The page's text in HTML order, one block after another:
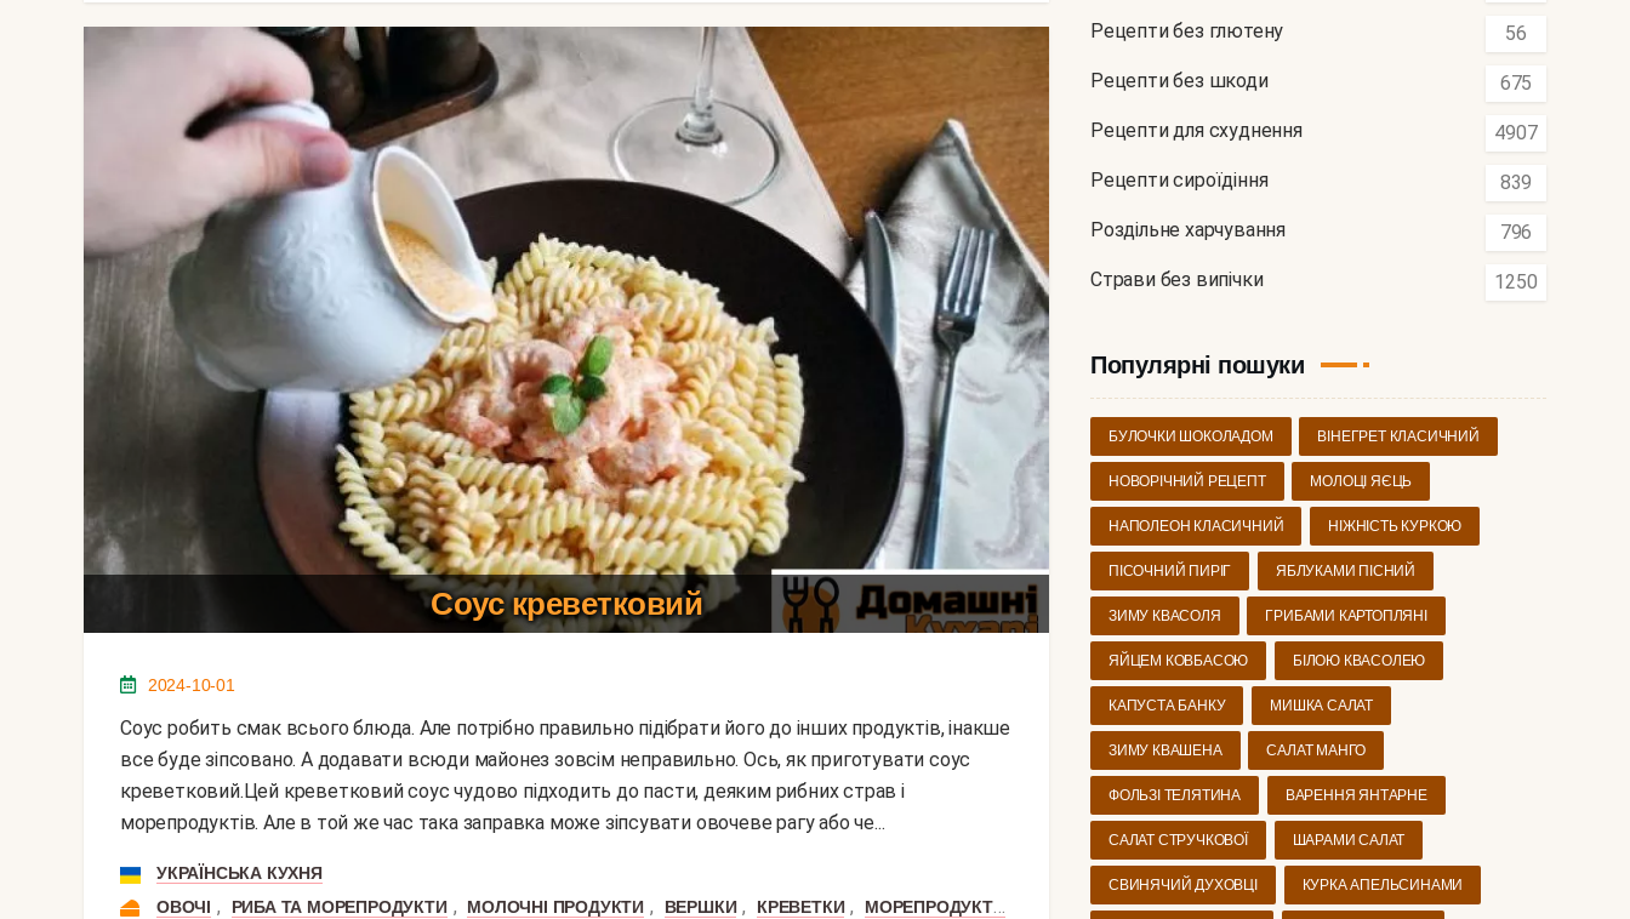
Соус креветковий
2024-10-01
Соус робить смак всього блюда. Але потрібно правильно підібрати його до інших продуктів, інакше
все буде зіпсовано. А додавати всюди майонез зовсім неправильно. Ось, як приготувати соус
креветковий.Цей креветковий соус чудово підходить до пасти, деяким рибних страв і
морепродуктів. Але в той же час така заправка може зіпсувати овочеве рагу або че...
УКРАЇНСЬКА КУХНЯ
ОВОЧІ , РИБА ТА МОРЕПРОДУКТИ , МОЛОЧНІ ПРОДУКТИ , ВЕРШКИ , КРЕВЕТКИ , МОРЕПРОДУКТИ ПОМІДОР , ЦИБУЛЯ
Рецепти без глютену 56
Рецепти без шкоди 675
Рецепти для схуднення 4907
Рецепти сироїдіння 839
Роздільне харчування 796
Страви без випічки 1250
Популярні пошуки
БУЛОЧКИ ШОКОЛАДОМ ВІНЕГРЕТ КЛАСИЧНИЙ
НОВОРІЧНИЙ РЕЦЕПТ МОЛОЦІ ЯЄЦЬ
НАПОЛЕОН КЛАСИЧНИЙ НІЖНІСТЬ КУРКОЮ
ПІСОЧНИЙ ПИРІГ ЯБЛУКАМИ ПІСНИЙ
ЗИМУ КВАСОЛЯ ГРИБАМИ КАРТОПЛЯНІ
ЯЙЦЕМ КОВБАСОЮ БІЛОЮ КВАСОЛЕЮ
КАПУСТА БАНКУ МИШКА САЛАТ
ЗИМУ КВАШЕНА САЛАТ МАНГО
ФОЛЬЗІ ТЕЛЯТИНА ВАРЕННЯ ЯНТАРНЕ
САЛАТ СТРУЧКОВОЇ ШАРАМИ САЛАТ
СВИНЯЧИЙ ДУХОВЦІ КУРКА АПЕЛЬСИНАМИ